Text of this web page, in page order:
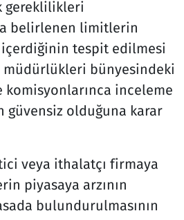
gereklilikleri
belirlenen limitlerin
tespit edilmesi
bünyesindeki
inceleme
güvensiz olduğuna karar
veya ithalatçı firmaya
piyasaya arzının
bulundurulmasının